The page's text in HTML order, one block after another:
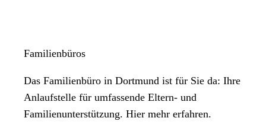
Familienbüros
Das Familienbüro in Dortmund ist für Sie da: Ihre
Anlaufstelle für umfassende Eltern- und
Familienunterstützung. Hier mehr erfahren.